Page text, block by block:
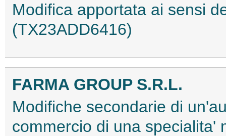
Modifica apportata ai sensi
(TX23ADD6416)
FARMA GROUP S.R.L.
Modifiche secondarie di
commercio di una specialita'